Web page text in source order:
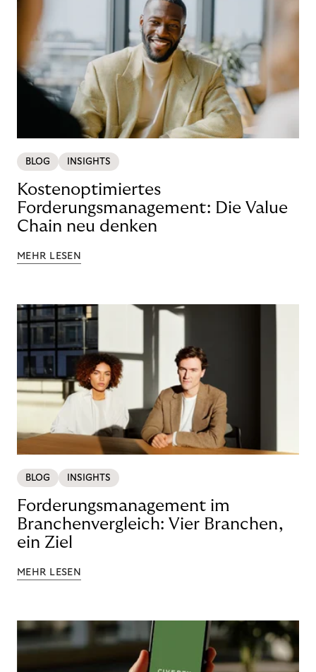
BLOG INSIGHTS
Kostenoptimiertes
Forderungsmanagement: Die Value
Chain neu denken
MEHR LESEN
BLOG INSIGHTS
Forderungsmanagement im
Branchenvergleich: Vier Branchen,
ein Ziel
MEHR LESEN